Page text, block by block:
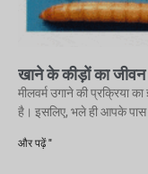
खाने के कीड़ों का
मीलवर्म उगाने की प्रक्रिया
है। इसलिए, भले ही आपके पास
और पढ़ें "